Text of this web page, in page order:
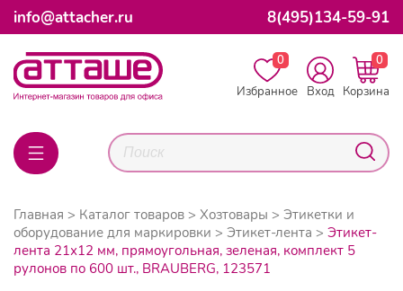
info@attacher.ru 8(495)134-59-91
0
Избранное
Вход
0
Корзина
Главная Каталог товаров Хозтовары
Этикетки и
оборудование для маркировки
Этикет-лента
Этикет-
лента 21х12 мм, прямоугольная, зеленая, комплект 5
рулонов по 600 шт., BRAUBERG, 123571